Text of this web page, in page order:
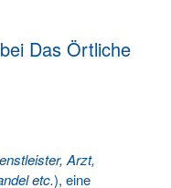
Das Örtliche
Arzt,
etc.), eine